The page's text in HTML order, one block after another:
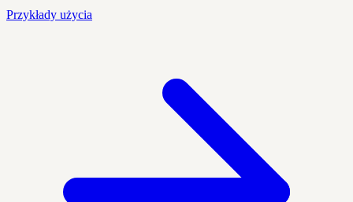
Przykłady użycia